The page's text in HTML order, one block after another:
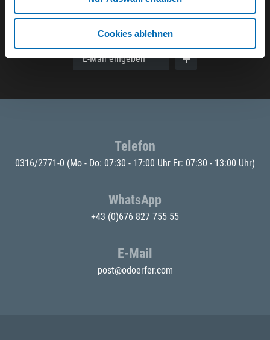
Cookies ablehnen
Der ODÖRFER Newsletter
E-Mail eingeben
Telefon
0316/2771-0 (Mo - Do: 07:30 - 17:00 Uhr Fr: 07:30 - 13:00 Uhr)
WhatsApp
+43 (0)676 827 755 55
E-Mail
post@odoerfer.com